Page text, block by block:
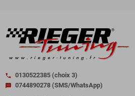
call 0130522385 (choix 3)
sms
0744890278 (SMS/WhatsApp)